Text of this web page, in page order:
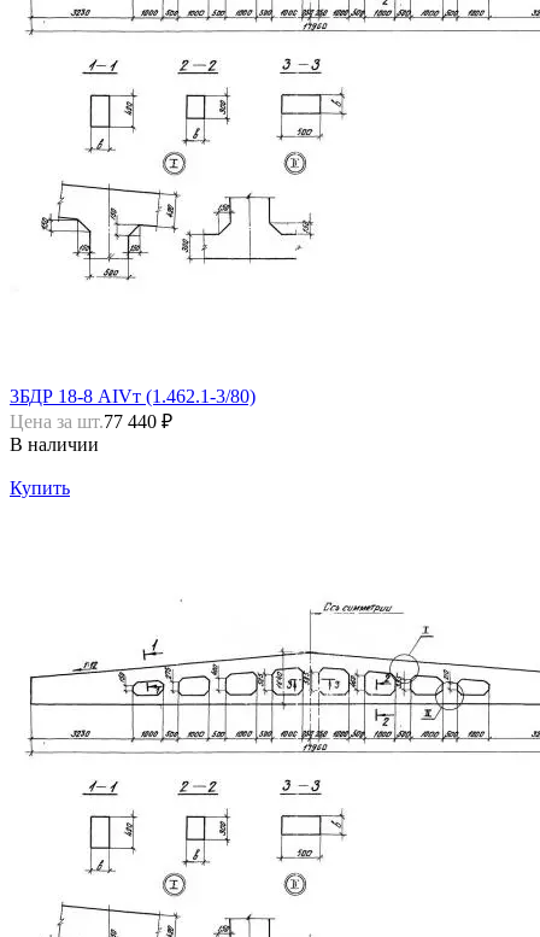
3БДР 18-8 АIVт (1.462.1-3/80)
Цена за шт.77 440 ₽
В наличии
Купить